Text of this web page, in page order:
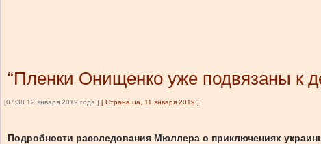
“Пленки Онищенко уже подвязаны к
[07:38 12 января 2019 года ] [ Страна.ua, 11 января 2019 ]
Подробности расследования Мюллера о приключениях